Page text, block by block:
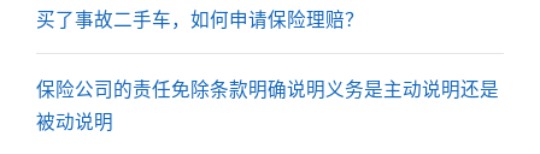
买了事故二手车，如何申请保险理赔？
保险公司的责任免除条款明确说明义务是主动说明还是
被动说明